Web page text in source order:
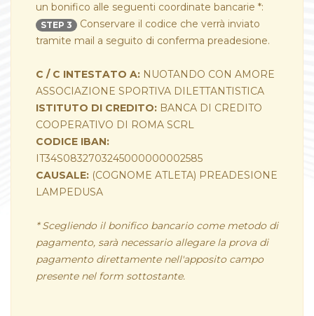
un bonifico alle seguenti coordinate bancarie *:
STEP 3
Conservare il codice che verrà inviato
tramite mail a seguito di conferma preadesione.
C / C INTESTATO A: NUOTANDO CON AMORE
ASSOCIAZIONE SPORTIVA DILETTANTISTICA
ISTITUTO DI CREDITO: BANCA DI CREDITO
COOPERATIVO DI ROMA SCRL
CODICE IBAN:
IT34S0832703245000000002585
CAUSALE: (COGNOME ATLETA) PREADESIONE
LAMPEDUSA
* Scegliendo il bonifico bancario come metodo di
pagamento, sarà necessario allegare la prova di
pagamento direttamente nell'apposito campo
presente nel form sottostante.